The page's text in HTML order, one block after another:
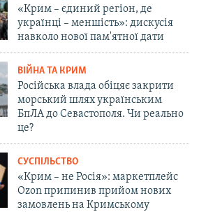
«Крим – єдиний регіон, де
українці – меншість»: дискусія
навколо нової пам'ятної дати
ВІЙНА ТА КРИМ
Російська влада обіцяє закрити
морський шлях українським
БпЛА до Севастополя. Чи реально
це?
СУСПІЛЬСТВО
«Крим – не Росія»: маркетплейс
Ozon припинив прийом нових
замовлень на Кримському